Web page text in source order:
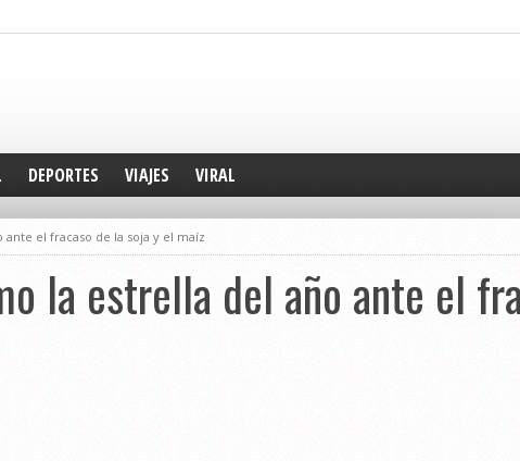
DEPORTES VIAJES VIRAL
el fracaso de la soja y el maíz
la estrella del año ante el